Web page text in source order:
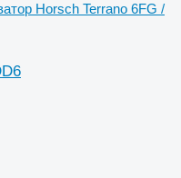
Horsch Terrano 6FG /